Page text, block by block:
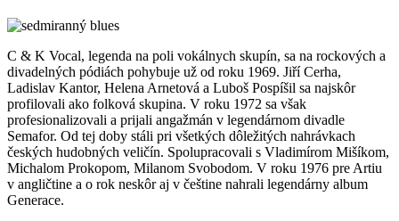
C & K Vocal, legenda na poli vokálnych skupín, sa na rockových a
divadelných pódiách pohybuje už od roku 1969. Jiří Cerha,
Ladislav Kantor, Helena Arnetová a Luboš Pospíšil sa najskôr
profilovali ako folková skupina. V roku 1972 sa však
profesionalizovali a prijali angažmán v legendárnom divadle
Semafor. Od tej doby stáli pri všetkých dôležitých nahrávkach
českých hudobných veličín. Spolupracovali s Vladimírom Mišíkom,
Michalom Prokopom, Milanom Svobodom. V roku 1976 pre Artiu
v angličtine a o rok neskôr aj v češtine nahrali legendárny album
Generace.